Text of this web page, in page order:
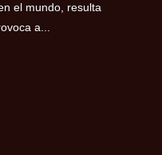
el mundo, resulta
a...